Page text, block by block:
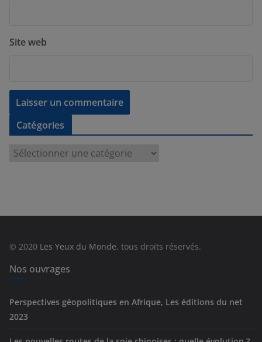
Site web
Catégories
e
© 2020 Les Yeux du Monde, tous droits réservés.
Nos ouvrages
Perspectives géopolitiques en Afrique, Les éditions du net
2023